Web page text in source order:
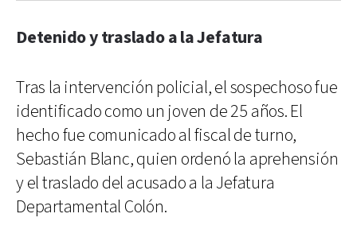
Detenido y traslado a la Jefatura
Tras la intervención policial, el sospechoso fue
identificado como un joven de 25 años. El
hecho fue comunicado al fiscal de turno,
Sebastián Blanc, quien ordenó la aprehensión
y el traslado del acusado a la Jefatura
Departamental Colón.